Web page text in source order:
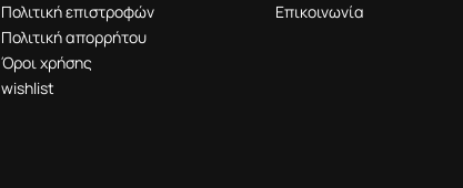
Πολιτική επιστροφών
Πολιτική απορρήτου
Όροι χρήσης
wishlist
Επικοινωνία